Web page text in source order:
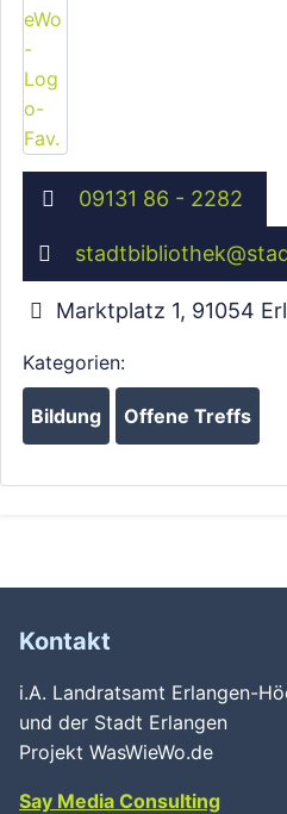
09131 86 - 2282
stadtbibliothek@
Marktplatz 1, 91054
Kategorien:
Bildung Offene Treffs
Kontakt
i.A. Landratsamt Erlangen-
und der Stadt Erlangen
Projekt WasWieWo.de
Say Media Consulting